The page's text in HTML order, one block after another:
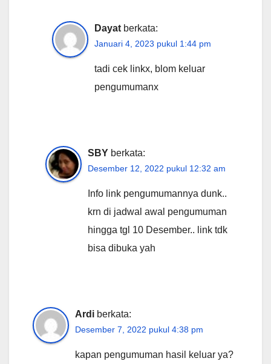
Dayat berkata:
Januari 4, 2023 pukul 1:44 pm
tadi cek linkx, blom keluar
pengumumanx
SBY berkata:
Desember 12, 2022 pukul 12:32 am
Info link pengumumannya dunk..
krn di jadwal awal pengumuman
hingga tgl 10 Desember.. link tdk
bisa dibuka yah
Ardi berkata:
Desember 7, 2022 pukul 4:38 pm
kapan pengumuman hasil keluar ya?